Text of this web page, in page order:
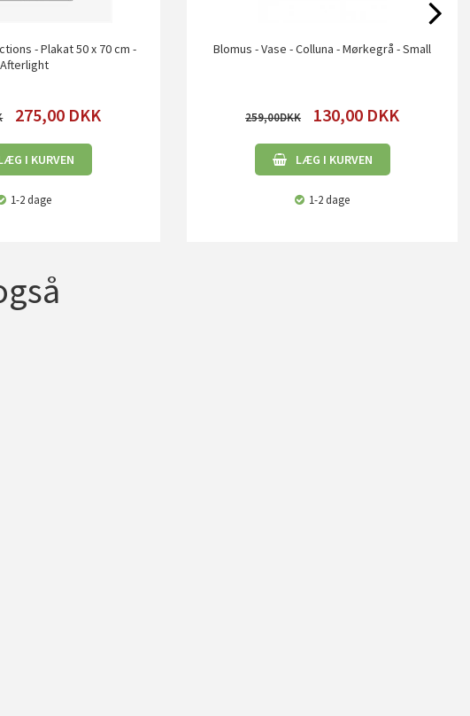
- Plakat 50 x 70 cm -
Afterlight
275,00 DKK
I KURVEN
1-2 dage
Blomus - Vase - Colluna - Mørkegrå - Small
259,00 130,00 DKK
LÆG I KURVEN
1-2 dage